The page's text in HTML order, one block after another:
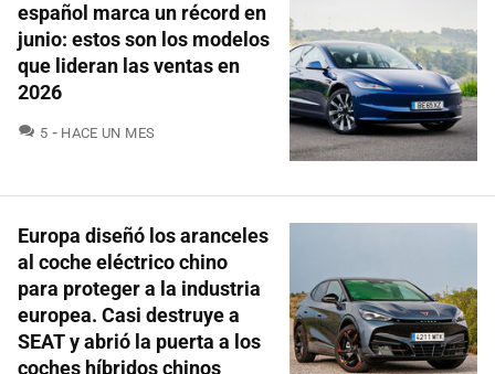
español marca un récord en
junio: estos son los modelos
que lideran las ventas en
2026
5 COMENTARIOS
HACE UN MES
Europa diseñó los aranceles
al coche eléctrico chino
para proteger a la industria
europea. Casi destruye a
SEAT y abrió la puerta a los
coches híbridos chinos